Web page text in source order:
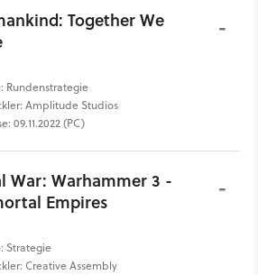
Together We
Rundenstrategie
Amplitude Studios
09.11.2022 (PC)
-
War: Warhammer 3 -
Empires
Strategie
Creative Assembly
-